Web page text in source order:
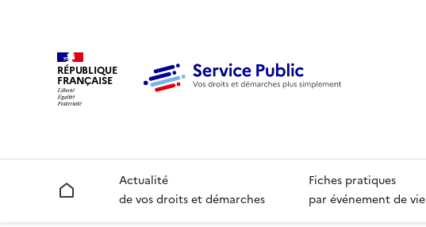
RÉPUBLIQUE
FRANÇAISE
Accueil
Actualité
de vos droits et démarches
Fiches pratiques
par événement de vie